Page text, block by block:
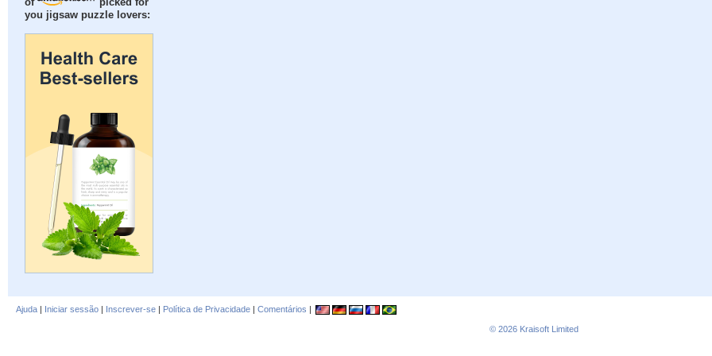
of
picked for
you jigsaw puzzle lovers:
Ajuda | Iniciar sessão | Inscrever-se | Política de Privacidade | Comentários |
© 2026 Kraisoft Limited